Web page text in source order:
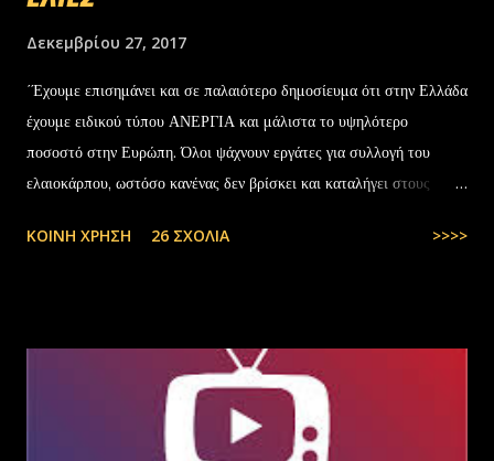
Δεκεμβρίου 27, 2017
΄Έχουμε επισημάνει και σε παλαιότερο δημοσίευμα ότι στην Ελλάδα
έχουμε ειδικού τύπου ΑΝΕΡΓΙΑ και μάλιστα το υψηλότερο
ποσοστό στην Ευρώπη. Όλοι ψάχνουν εργάτες για συλλογή του
ελαιοκάρπου, ωστόσο κανένας δεν βρίσκει και καταλήγει στους
στην Ελλάδα, πάλι δεν μας φτάνουν. Στην Ελλάδα του 1.000.000
ΚΟΙΝΉ ΧΡΉΣΗ 26 ΣΧΌΛΙΑ >>>>